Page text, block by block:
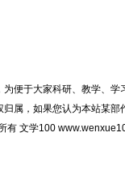
便于大家科研、教学、
属，如果您认为本站某
有 文学100